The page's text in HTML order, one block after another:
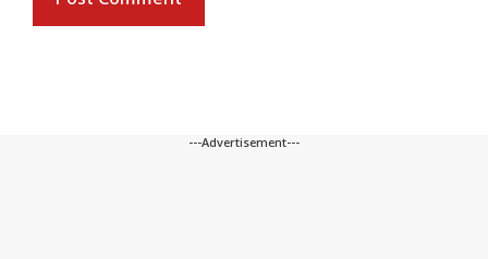
---Advertisement---